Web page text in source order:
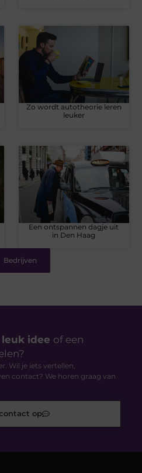
Zo wordt autotheorie leren
leuker
Een ontspannen dagje uit
in Den Haag
Bedrijven
leuk idee of een
Wil je iets vertellen,
contact? We horen graag van
op